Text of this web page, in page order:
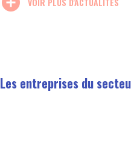
Les entreprises du